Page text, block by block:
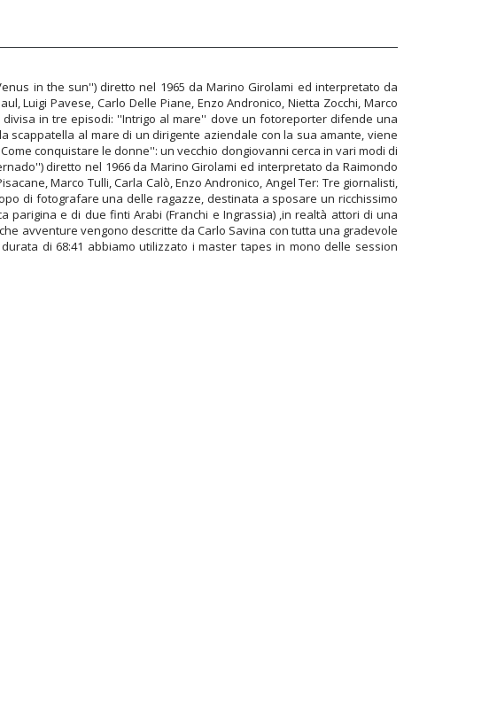
in the sun'') diretto nel 1965 da Marino Girolami ed interpretato da
Luigi Pavese, Carlo Delle Piane, Enzo Andronico, Nietta Zocchi, Marco
divisa in tre episodi: ''Intrigo al mare'' dove un fotoreporter difende una
scappatella al mare di un dirigente aziendale con la sua amante, viene
conquistare le donne'': un vecchio dongiovanni cerca in vari modi di
diretto nel 1966 da Marino Girolami ed interpretato da Raimondo
Marco Tulli, Carla Calò, Enzo Andronico, Angel Ter: Tre giornalisti,
di fotografare una delle ragazze, destinata a sposare un ricchissimo
e di due finti Arabi (Franchi e Ingrassia) ,in realtà attori di una
avventure vengono descritte da Carlo Savina con tutta una gradevole
di 68:41 abbiamo utilizzato i master tapes in mono delle session